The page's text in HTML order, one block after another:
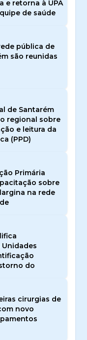
e retorna à UPA
de saúde
pública de
são reunidas
de Santarém
regional sobre
e leitura da
(PPD)
Primária
sobre
na rede
do
cirurgias de
novo